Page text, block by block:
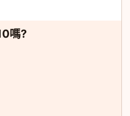
嗎?